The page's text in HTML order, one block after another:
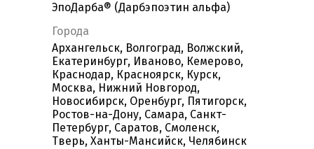
ЭпоДарба® (Дарбэпоэтин альфа)
Города
Архангельск, Волгоград, Волжский,
Екатеринбург, Иваново, Кемерово,
Краснодар, Красноярск, Курск,
Москва, Нижний Новгород,
Новосибирск, Оренбург, Пятигорск,
Ростов-на-Дону, Самара, Санкт-
Петербург, Саратов, Смоленск,
Тверь, Ханты-Мансийск, Челябинск